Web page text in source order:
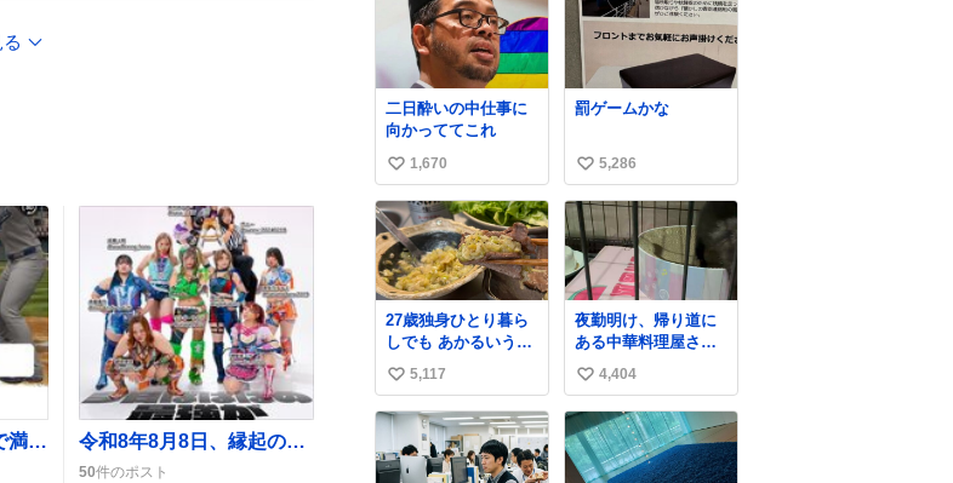
フリーマン全力疾走で満塁から1点返し、ドジャースの逆転を狙うファン歓喜 令和8年8月8日、縁起の良い日で入籍ラッシュがSNSで話題に盛り上がり
50件のポスト
ね
数
二日酔いの中仕事に
向かっててこれ
い
い
ね
数
1,670
罰ゲームかな
い
い
ね
数
5,286
27歳独身ひとり暮ら
しでも あかるいうち
から呑みながらキッ
チンでひとり焼肉で
きてしあわせだもん՞
o̴̶̷̥ ̫ o̴̶̷̥ ՞
い
い
数
5,117
夜勤明け、帰り道に
ある中華料理屋さん
に行ったら急に「ト
イレニネコチャンイ
ルヨ！ドウブツスキ
デショ！」と言われ
(好きだけどさ……)と
トイレ行ったらまじ
い
い
ね
数
4,404